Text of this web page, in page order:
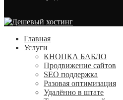
Главная
Услуги
КНОПКА БАБЛО
Продвижение сайтов
SEO поддержка
Разовая оптимизация
Удалённо в штате